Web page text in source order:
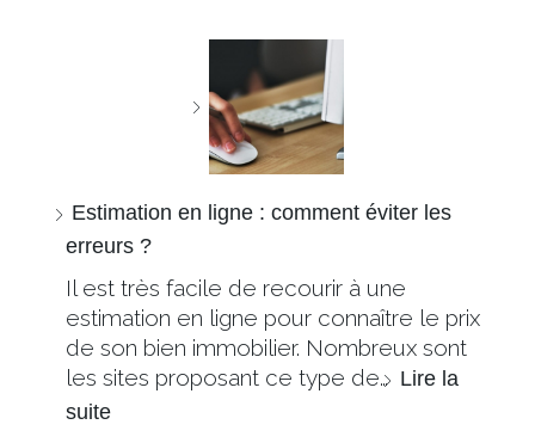
Estimation en ligne : comment éviter les
erreurs ?
Il est très facile de recourir à une
estimation en ligne pour connaître le prix
de son bien immobilier. Nombreux sont
les sites proposant ce type de… Lire la
suite